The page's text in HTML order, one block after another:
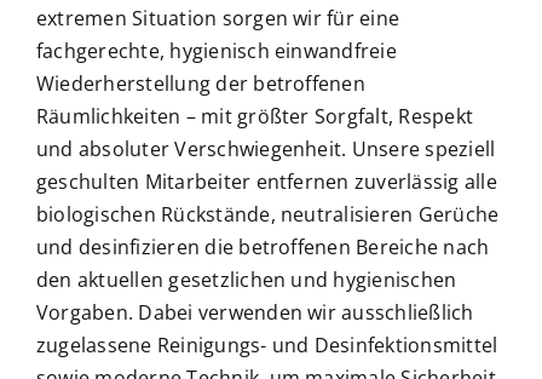
extremen Situation sorgen wir für eine
fachgerechte, hygienisch einwandfreie
Wiederherstellung der betroffenen
Räumlichkeiten – mit größter Sorgfalt, Respekt
und absoluter Verschwiegenheit. Unsere speziell
geschulten Mitarbeiter entfernen zuverlässig alle
biologischen Rückstände, neutralisieren Gerüche
und desinfizieren die betroffenen Bereiche nach
den aktuellen gesetzlichen und hygienischen
Vorgaben. Dabei verwenden wir ausschließlich
zugelassene Reinigungs- und Desinfektionsmittel